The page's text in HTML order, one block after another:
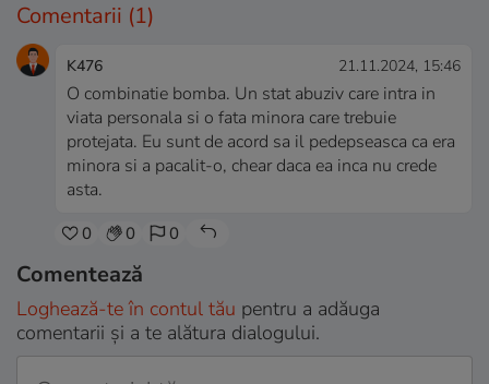
Comentarii (1)
K476 21.11.2024, 15:46
O combinatie bomba. Un stat abuziv care intra in
viata personala si o fata minora care trebuie
protejata. Eu sunt de acord sa il pedepseasca ca era
minora si a pacalit-o, chear daca ea inca nu crede
asta.
0 0 0
Comentează
Loghează-te în contul tău pentru a adăuga
comentarii și a te alătura dialogului.